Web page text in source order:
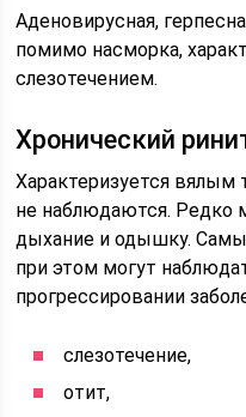
Аденовирусная,
помимо насморка,
слезотечением.
Хронический
Характеризуется
не наблюдаются. Редко
дыхание и одышку.
при этом могут
прогрессировании
слезотечение,
отит,